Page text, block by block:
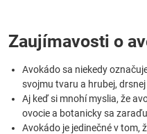
Zaujímavosti o
Avokádo sa niekedy
svojmu tvaru a hrubej, drsnej
Aj keď si mnohí myslia, že
ovocie a botanicky sa
Avokádo je jedinečné v tom,